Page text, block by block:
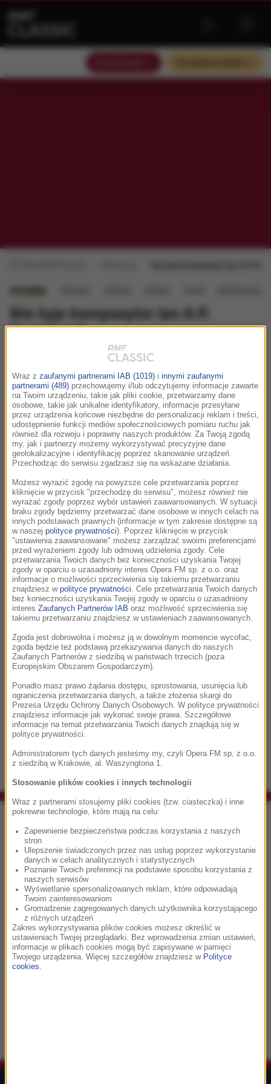
muzyka
Nie żyje kompozytor Jan A.P.
Kaczmarek
Nie żyje Jan A.P. Kaczmarek, poinformowała Polska
Fundacja Muzyczna. "Zmarł otoczony miłością" —
przekazała żona kompozytora i podkreśliła: "Do końca
był wojownikiem ufającym, że wyzdrowieje i będzie
dzielił się swoją twórczością".
Jan AP Kaczmarek, FMF 2017, fot. Robert Słuszniak
"Po długiej i ciężkiej chorobie zmarł mój mąż Jan A.P.
Kaczmarek. Do końca był wojownikiem ufającym, że
Czuwałam przy nim do końca" — przekazała Polskiej
Fundacji Muzycznej żona artysty, Aleksandra Twardowska-
Kaczmarek.
Zmarł otoczony miłością, wartością, w którą wierzył
najmocniej.
— dodała.
Co było grane w RMF Classic?
23:02
Maryla Rodowicz, Krzysztof Zalewski
Remedium (Wsiąść do pociągu)
23:05
Steven Price
A Sparrowhawk’s Tale
Wraz z zaufanymi partnerami IAB (1019) i innymi zaufanymi
partnerami (489) przechowujemy i/lub odczytujemy informacje zawarte
na Twoim urządzeniu, takie jak pliki cookie, przetwarzamy dane
osobowe, takie jak unikalne identyfikatory, informacje przesyłane
przez urządzenia końcowe niezbędne do personalizacji reklam i treści,
udostępnienie funkcji mediów społecznościowych pomiaru ruchu jak
również dla rozwoju i poprawny naszych produktów. Za Twoją zgodą
my, jak i partnerzy możemy wykorzystywać precyzyjne dane
geolokalizacyjne i identyfikację poprzez skanowanie urządzeń.
Przechodząc do serwisu zgadzasz się na wskazane działania.
Możesz wyrazić zgodę na powyższe cele przetwarzania poprzez
kliknięcie w przycisk "przechodzę do serwisu", możesz również nie
wyrażać zgody poprzez wybór ustawień zaawansowanych. W sytuacji
braku zgody będziemy przetwarzać dane osobowe w innych celach na
innych podstawach prawnych (informacje w tym zakresie dostępne są
w naszej polityce prywatności). Poprzez kliknięcie w przycisk
"ustawienia zaawansowane" możesz zarządzać swoimi preferencjami
przed wyrażeniem zgody lub odmową udzielenia zgody. Cele
przetwarzania Twoich danych bez konieczności uzyskania Twojej
zgody w oparciu o uzasadniony interes Opera FM sp. z o.o. oraz
informacje o możliwości sprzeciwienia się takiemu przetwarzaniu
znajdziesz w polityce prywatności. Cele przetwarzania Twoich danych
bez konieczności uzyskania Twojej zgody w oparciu o uzasadniony
interes Zaufanych Partnerów IAB oraz możliwość sprzeciwienia się
takiemu przetwarzaniu znajdziesz w ustawieniach zaawansowanych.
Zgoda jest dobrowolna i możesz ją w dowolnym momencie wycofać,
zgoda będzie też podstawą przekazywania danych do naszych
Zaufanych Partnerów z siedzibą w państwach trzecich (poza
Europejskim Obszarem Gospodarczym).
Ponadto masz prawo żądania dostępu, sprostowania, usunięcia lub
ograniczenia przetwarzania danych, a także złożenia skargi do
Prezesa Urzędu Ochrony Danych Osobowych. W polityce prywatności
znajdziesz informacje jak wykonać swoje prawa. Szczegółowe
informacje na temat przetwarzania Twoich danych znajdują się w
polityce prywatności.
Administratorem tych danych jesteśmy my, czyli Opera FM sp. z o.o.
z siedzibą w Krakowie, al. Waszyngtona 1.
Stosowanie plików cookies i innych technologii
Wraz z partnerami stosujemy pliki cookies (tzw. ciasteczka) i inne
pokrewne technologie, które mają na celu:
Zapewnienie bezpieczeństwa podczas korzystania z naszych
stron
Ulepszenie świadczonych przez nas usług poprzez wykorzystanie
danych w celach analitycznych i statystycznych
Poznanie Twoich preferencji na podstawie sposobu korzystania z
naszych serwisów
Wyświetlanie spersonalizowanych reklam, które odpowiadają
Twoim zainteresowaniom
Gromadzenie zagregowanych danych użytkownika korzystającego
z różnych urządzeń
Zakres wykorzystywania plików cookies możesz określić w
ustawieniach Twojej przeglądarki. Bez wprowadzenia zmian ustawień,
informacje w plikach cookies mogą być zapisywane w pamięci
Twojego urządzenia. Więcej szczegółów znajdziesz w Polityce
cookies.